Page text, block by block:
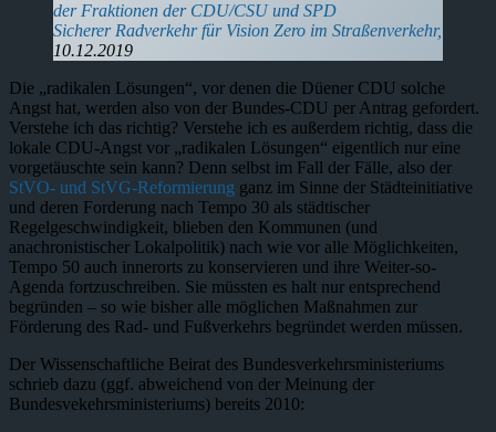
der Fraktionen der CDU/CSU und SPD
Sicherer Radverkehr für Vision Zero im Straßenverkehr,
10.12.2019
Die „radikalen Lösungen“, vor denen die Düener CDU solche
Angst hat, werden also von der Bundes-CDU per Antrag gefordert.
Verstehe ich das richtig? Verstehe ich es außerdem richtig, dass die
lokale CDU-Angst vor „radikalen Lösungen“ eigentlich nur eine
vorgetäuschte sein kann? Denn selbst im Fall der Fälle, also der
StVO- und StVG-Reformierung ganz im Sinne der Städteinitiative
und deren Forderung nach Tempo 30 als städtischer
Regelgeschwindigkeit, blieben den Kommunen (und
anachronistischer Lokalpolitik) nach wie vor alle Möglichkeiten,
Tempo 50 auch innerorts zu konservieren und ihre Weiter-so-
Agenda fortzuschreiben. Sie müssten es halt nur entsprechend
begründen – so wie bisher alle möglichen Maßnahmen zur
Förderung des Rad- und Fußverkehrs begründet werden müssen.
Der Wissenschaftliche Beirat des Bundesverkehrsministeriums
schrieb dazu (ggf. abweichend von der Meinung der
Bundesvekehrsministeriums) bereits 2010: